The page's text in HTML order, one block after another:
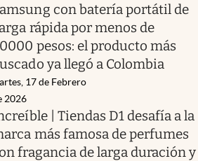
con batería portátil de
rápida por menos de
pesos: el producto más
ya llegó a Colombia
17 de Febrero
2026
| Tiendas D1 desafía a la
más famosa de perfumes
fragancia de larga duración y